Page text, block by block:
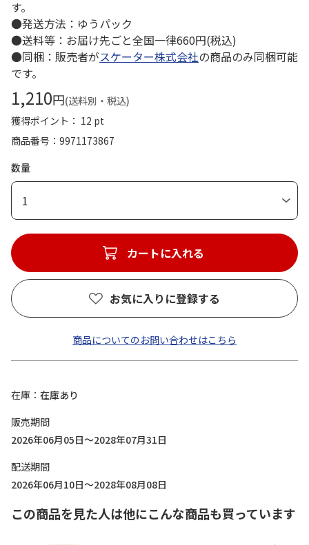
す。
●発送方法：ゆうパック
●送料等：お届け先ごと全国一律660円(税込)
●同梱：販売者がスケーター株式会社の商品のみ同梱可能
です。
1,210円(送料別・税込)
獲得ポイント： 12 pt
商品番号
9971173867
数量
1
カートに入れる
お気に入りに登録する
商品についてのお問い合わせはこちら
在庫
在庫あり
販売期間
2026年06月05日～2028年07月31日
配送期間
2026年06月10日～2028年08月08日
この商品を見た人は他にこんな商品も買っています